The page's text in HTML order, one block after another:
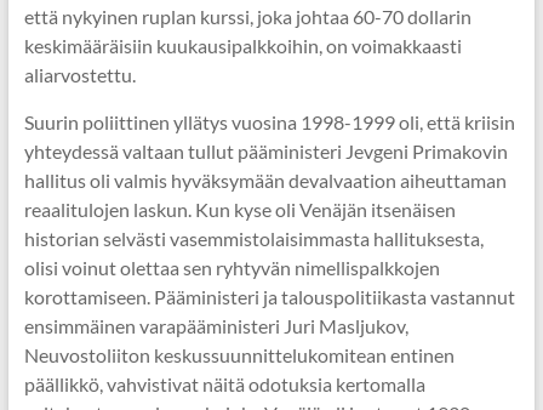
että nykyinen ruplan kurssi, joka johtaa 60-70 dollarin
keskimääräisiin kuukausipalkkoihin, on voimakkaasti
aliarvostettu.
Suurin poliittinen yllätys vuosina 1998-1999 oli, että kriisin
yhteydessä valtaan tullut pääministeri Jevgeni Primakovin
hallitus oli valmis hyväksymään devalvaation aiheuttaman
reaalitulojen laskun. Kun kyse oli Venäjän itsenäisen
historian selvästi vasemmistolaisimmasta hallituksesta,
olisi voinut olettaa sen ryhtyvän nimellispalkkojen
korottamiseen. Pääministeri ja talouspolitiikasta vastannut
ensimmäinen varapääministeri Juri Masljukov,
Neuvostoliiton keskussuunnittelukomitean entinen
päällikkö, vahvistivat näitä odotuksia kertomalla